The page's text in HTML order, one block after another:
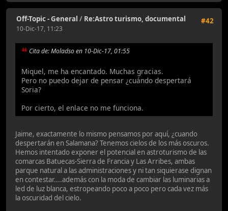
#42
Off-Topic - General / Re:Astro turismo, documental
10-Dic-17, 11:23
Cita de: Moladso en 10-Dic-17, 01:55
Miquel, me ha encantado. Muchas gracias.
Pero no puedo dejar de pensar ¿cuándo despertará
Soria?
Por cierto, el enlace no me funciona.
Jaime, exactamente lo mismo pensamos por aquí, ¿cuando
despertarán en Salamana? Tenemos cielos de los más oscuros.
Hemos intentado exponer el potencial en astroturismo de las
comarcas Batuecas-Sierra de Francia y Las Arribes, ambas
parque natural a las administraciones y ni tan siquierase dignan
en contestar....además con la moda de cambiar las luminarias a
led de luz blanca, estropeando poco a poco pero cada vez más
la oscuridad del cielo.